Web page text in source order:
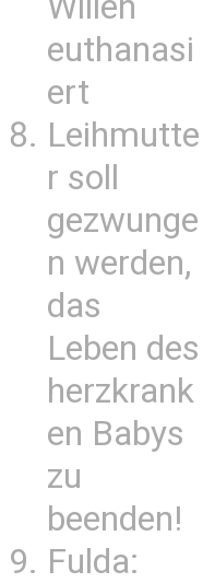
euthanasi
ert
Leihmutte
r soll
gezwunge
n werden,
das
Leben des
herzkrank
en Babys
zu
beenden!
Fulda: